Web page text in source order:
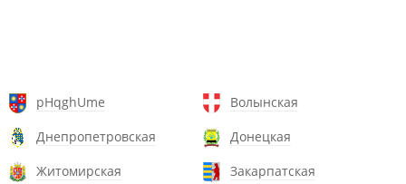
pHqghUme
Волынская
Днепропетровская
Донецкая
Житомирская
Закарпатская